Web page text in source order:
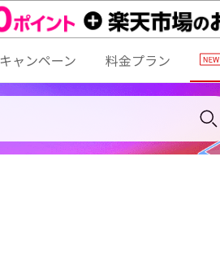
キャンペーン 料金プラン